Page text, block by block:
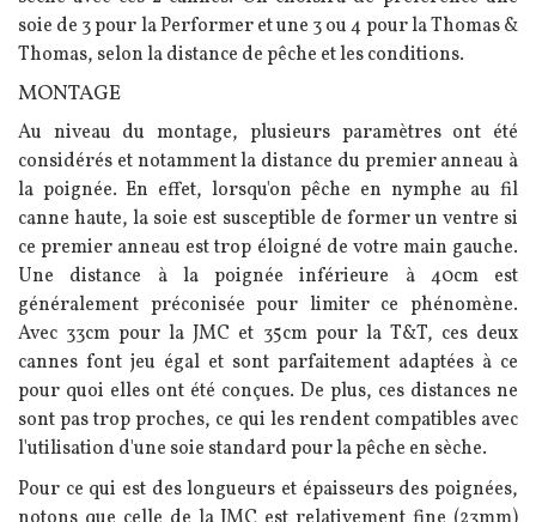
soie de 3 pour la Performer et une 3 ou 4 pour la Thomas &
Thomas, selon la distance de pêche et les conditions.
MONTAGE
Au niveau du montage, plusieurs paramètres ont été
considérés et notamment la distance du premier anneau à
la poignée. En effet, lorsqu'on pêche en nymphe au fil
canne haute, la soie est susceptible de former un ventre si
ce premier anneau est trop éloigné de votre main gauche.
Une distance à la poignée inférieure à 40cm est
généralement préconisée pour limiter ce phénomène.
Avec 33cm pour la JMC et 35cm pour la T&T, ces deux
cannes font jeu égal et sont parfaitement adaptées à ce
pour quoi elles ont été conçues. De plus, ces distances ne
sont pas trop proches, ce qui les rendent compatibles avec
l'utilisation d'une soie standard pour la pêche en sèche.
Pour ce qui est des longueurs et épaisseurs des poignées,